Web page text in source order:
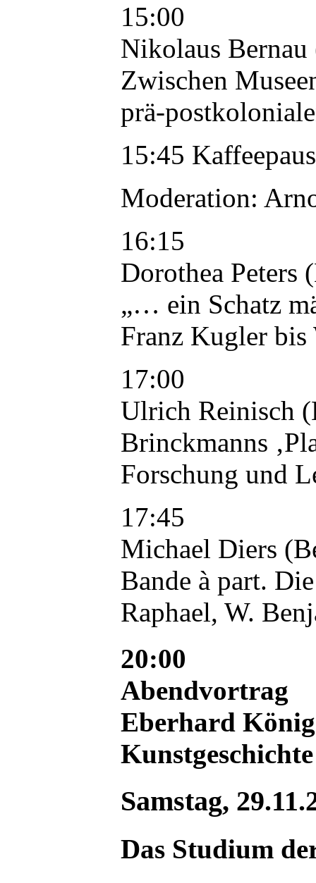
15:00
Nikolaus
Zwischen
prä-
15:45
Moderation:
16:15
Dorothea Peters
„… ein Schatz
Franz Kugler
17:00
Ulrich Reinisch
Brinckmanns
Forschung und
17:45
Michael Diers
Bande à part.
Raphael, W.
20:00
Abendvortrag
Eberhard
Samstag,
Das Studium